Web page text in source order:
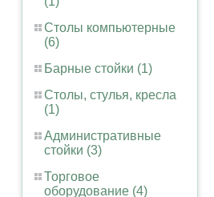
Столы компьютерные
(6)
Барные стойки (1)
Столы, стулья, кресла
(1)
Административные
стойки (3)
Торговое
оборудование (4)